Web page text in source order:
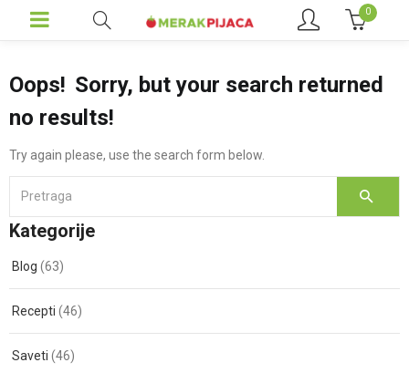
0
Oops! Sorry, but your search returned
no results!
Try again please, use the search form below.
Kategorije
Blog (63)
Recepti (46)
Saveti (46)